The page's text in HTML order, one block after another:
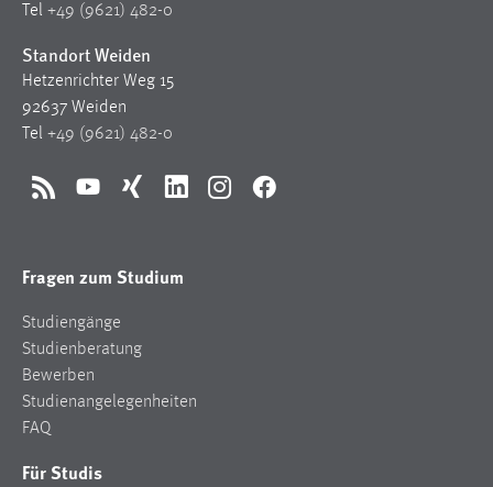
Tel +49 (9621) 482-0
Standort Weiden
Hetzenrichter Weg 15
92637 Weiden
Tel +49 (9621) 482-0
RSS YouTubeXing LinkedInInstagramFacebook
Fragen zum Studium
Studiengänge
Studienberatung
Bewerben
Studienangelegenheiten
FAQ
Für Studis